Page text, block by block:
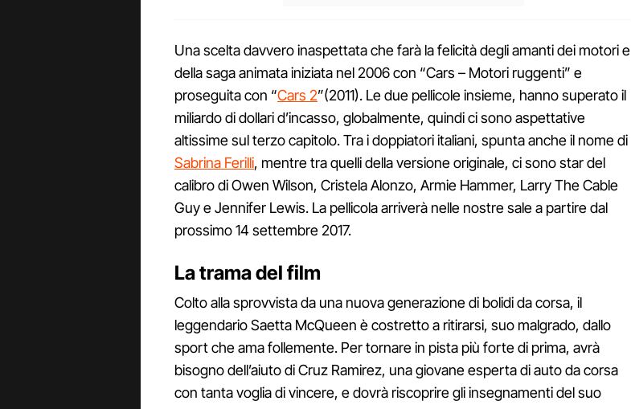
Una scelta davvero inaspettata che farà la felicità degli amanti dei motori e
della saga animata iniziata nel 2006 con “Cars – Motori ruggenti” e
proseguita con “Cars 2”(2011). Le due pellicole insieme, hanno superato il
miliardo di dollari d’incasso, globalmente, quindi ci sono aspettative
altissime sul terzo capitolo. Tra i doppiatori italiani, spunta anche il nome di
Sabrina Ferilli, mentre tra quelli della versione originale, ci sono star del
calibro di Owen Wilson, Cristela Alonzo, Armie Hammer, Larry The Cable
Guy e Jennifer Lewis. La pellicola arriverà nelle nostre sale a partire dal
prossimo 14 settembre 2017.
La trama del film
Colto alla sprovvista da una nuova generazione di bolidi da corsa, il
leggendario Saetta McQueen è costretto a ritirarsi, suo malgrado, dallo
sport che ama follemente. Per tornare in pista più forte di prima, avrà
bisogno dell’aiuto di Cruz Ramirez, una giovane esperta di auto da corsa
con tanta voglia di vincere, e dovrà riscoprire gli insegnamenti del suo